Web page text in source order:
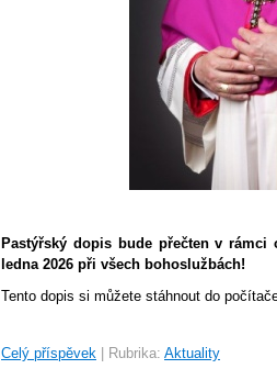
Pastýřský dopis bude přečten v
ledna 2026 při všech bohoslužbách!
Tento dopis si můžete stáhnout do
Celý příspěvek Rubrika: Aktuality